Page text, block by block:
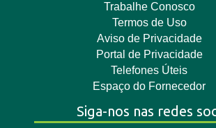
Trabalhe Conosco
Termos de Uso
Aviso de Privacidade
Portal de Privacidade
Telefones Úteis
Espaço do Fornecedor
Siga-nos nas redes